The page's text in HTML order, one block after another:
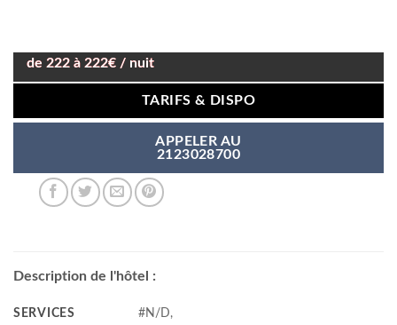
de 222 à 222€ / nuit
TARIFS & DISPO
APPELER AU
2123028700
Description de l'hôtel :
SERVICES #N/D,